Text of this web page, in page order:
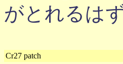
がとれるは
Cr27 patch